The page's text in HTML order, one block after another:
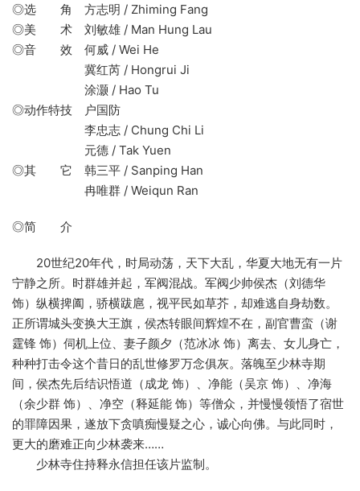
◎选 角 方志明 / Zhiming Fang
◎美 术 刘敏雄 / Man Hung Lau
◎音 效 何威 / Wei He
冀红芮 / Hongrui Ji
涂灏 / Hao Tu
◎动作特技 户国防
李忠志 / Chung Chi Li
元德 / Tak Yuen
◎其 它 韩三平 / Sanping Han
冉唯群 / Weiqun Ran
◎简 介
20世纪20年代，时局动荡，天下大乱，华夏大地无有一片
宁静之所。时群雄并起，军阀混战。军阀少帅侯杰（刘德华
饰）纵横捭阖，骄横跋扈，视平民如草芥，却难逃自身劫数。
正所谓城头变换大王旗，侯杰转眼间辉煌不在，副官曹蛮（谢
霆锋 饰）伺机上位、妻子颜夕（范冰冰 饰）离去、女儿身亡，
种种打击令这个昔日的乱世修罗万念俱灰。落魄至少林寺期
间，侯杰先后结识悟道（成龙 饰）、净能（吴京 饰）、净海
（余少群 饰）、净空（释延能 饰）等僧众，并慢慢领悟了宿世
的罪障因果，遂放下贪嗔痴慢疑之心，诚心向佛。与此同时，
更大的磨难正向少林袭来……
少林寺住持释永信担任该片监制。